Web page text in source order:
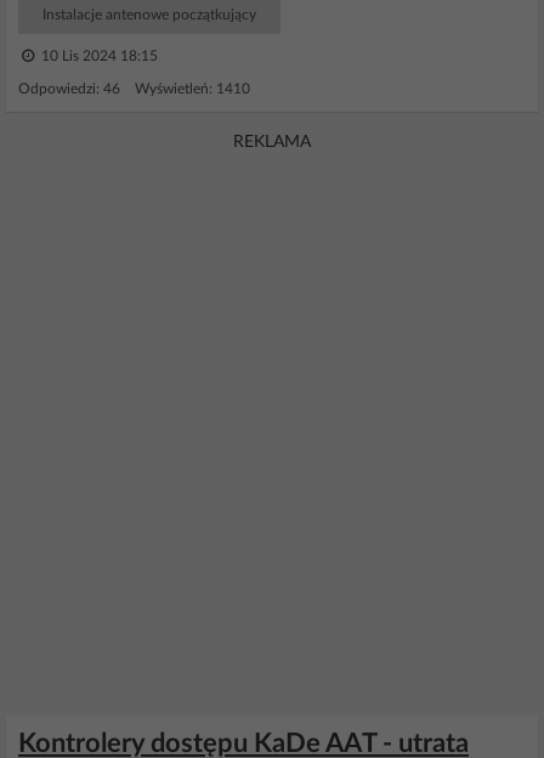
Instalacje antenowe początkujący
10 Lis 2024 18:15
Odpowiedzi: 46 Wyświetleń: 1410
REKLAMA
Kontrolery dostępu KaDe AAT - utrata